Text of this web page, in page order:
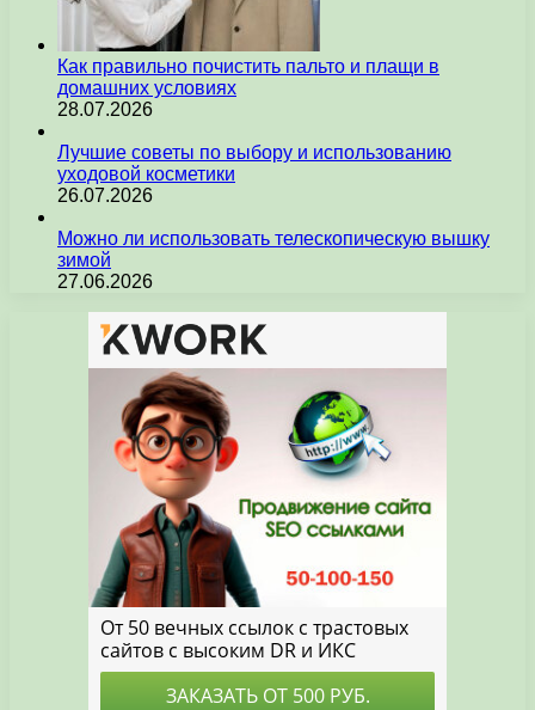
Как правильно почистить пальто и плащи в
домашних условиях
28.07.2026
Лучшие советы по выбору и использованию
уходовой косметики
26.07.2026
Можно ли использовать телескопическую вышку
зимой
27.06.2026